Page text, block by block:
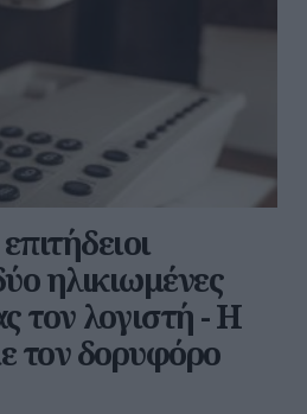
ηλικιωμένες
τον λογιστή - Η
τον δορυφόρο